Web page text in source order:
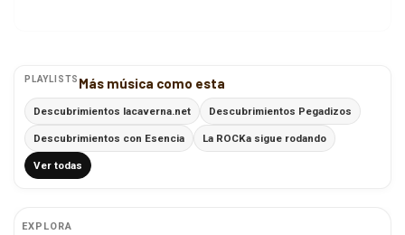
PLAYLISTS Más música como esta
Descubrimientos lacaverna.net Descubrimientos Pegadizos
Descubrimientos con Esencia La ROCKa sigue rodando
Ver todas
EXPLORA